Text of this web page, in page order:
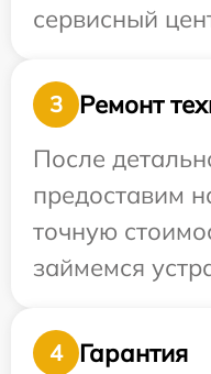
сервисный
3
Ремонт
После
предоставим
точную
займемся
4 Гарантия